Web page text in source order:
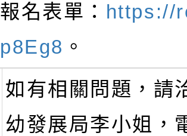
報名表單： https://
p8Eg8 。
如有相關問題，請
幼發展局李小姐，